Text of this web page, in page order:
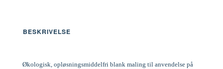
BESKRIVELSE
Økologisk, opløsningsmiddelfri blank maling til anvendelse på